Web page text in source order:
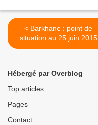
< Barkhane : point de
situation au 25 juin 2015
Hébergé par Overblog
Top articles
Pages
Contact